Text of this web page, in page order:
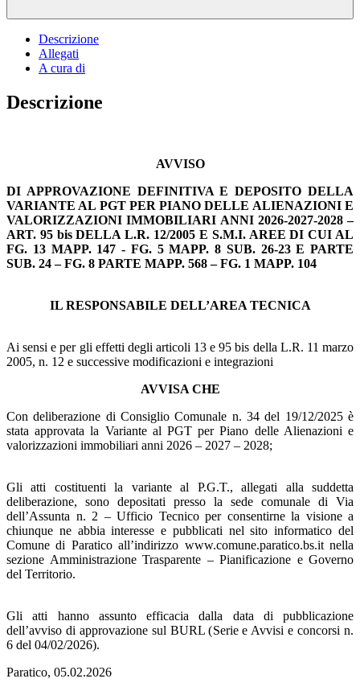
Descrizione
Allegati
A cura di
Descrizione
AVVISO
DI APPROVAZIONE DEFINITIVA E DEPOSITO DELLA
VARIANTE AL PGT PER PIANO DELLE ALIENAZIONI E
VALORIZZAZIONI IMMOBILIARI ANNI 2026-2027-2028 –
ART. 95 bis DELLA L.R. 12/2005 E S.M.I. AREE DI CUI AL
FG. 13 MAPP. 147 - FG. 5 MAPP. 8 SUB. 26-23 E PARTE
SUB. 24 – FG. 8 PARTE MAPP. 568 – FG. 1 MAPP. 104
IL RESPONSABILE DELL’AREA TECNICA
Ai sensi e per gli effetti degli articoli 13 e 95 bis della L.R. 11 marzo
2005, n. 12 e successive modificazioni e integrazioni
AVVISA CHE
Con deliberazione di Consiglio Comunale n. 34 del 19/12/2025 è
stata approvata la Variante al PGT per Piano delle Alienazioni e
valorizzazioni immobiliari anni 2026 – 2027 – 2028;
Gli atti costituenti la variante al P.G.T., allegati alla suddetta
deliberazione, sono depositati presso la sede comunale di Via
dell’Assunta n. 2 – Ufficio Tecnico per consentirne la visione a
chiunque ne abbia interesse e pubblicati nel sito informatico del
Comune di Paratico all’indirizzo www.comune.paratico.bs.it nella
sezione Amministrazione Trasparente – Pianificazione e Governo
del Territorio.
Gli atti hanno assunto efficacia dalla data di pubblicazione
dell’avviso di approvazione sul BURL (Serie e Avvisi e concorsi n.
6 del 04/02/2026).
Paratico, 05.02.2026